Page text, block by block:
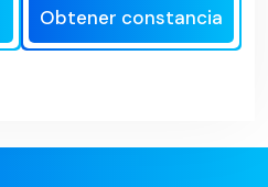
Obtener constancia